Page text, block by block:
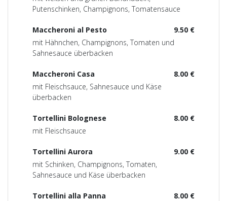
Putenschinken, Champignons, Tomatensauce
9.50 €
Maccheroni al Pesto
mit Hähnchen, Champignons, Tomaten und
Sahnesauce überbacken
8.00 €
Maccheroni Casa
mit Fleischsauce, Sahnesauce und Käse
überbacken
8.00 €
Tortellini Bolognese
mit Fleischsauce
9.00 €
Tortellini Aurora
mit Schinken, Champignons, Tomaten,
Sahnesauce und Käse überbacken
8.00 €
Tortellini alla Panna